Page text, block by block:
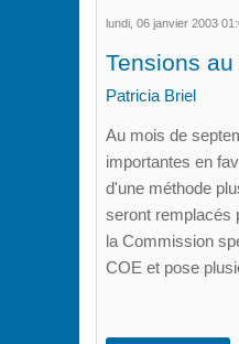
lundi, 06 janvier 2003
Tensions
Patricia Briel
Au mois de
importantes en
d'une méthode
seront remplacés
la Commission
COE et pose